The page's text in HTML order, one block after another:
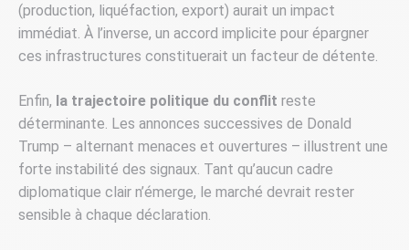
(production, liquéfaction, export) aurait un impact
immédiat. À l’inverse, un accord implicite pour épargner
ces infrastructures constituerait un facteur de détente.
Enfin, la trajectoire politique du conflit reste
déterminante. Les annonces successives de Donald
Trump – alternant menaces et ouvertures – illustrent une
forte instabilité des signaux. Tant qu’aucun cadre
diplomatique clair n’émerge, le marché devrait rester
sensible à chaque déclaration.